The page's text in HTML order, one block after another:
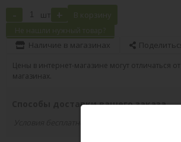
- шт + В корзину
Не нашли нужный товар?
Наличие в магазинах
Цены в интернет-магазине могут отличаться
магазинах.
Способы доставки вашего заказа